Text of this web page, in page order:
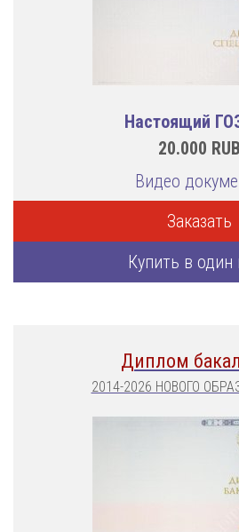
Настоящий
20.000 RUB
Видео
Заказать
Купить в один
Диплом
2014-2026 НОВОГО